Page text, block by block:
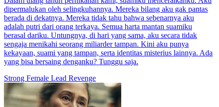
dipermalukan oleh selingkuhannya. Mereka bilang aku gak pantas
berada di dekatnya. Mereka tidak tahu bahwa sebenarnya aku
adalah putri dari orang terkaya. Semua harta mantan suamiku
berasal dariku. Untungnya, di hari yang sama, aku secara tidak
sengaja menikahi seorang miliarder tampan. Kini aku punya
kekayaan, suami yang tampan, serta identitas misterius lainnya. Ada
yang bisa bersaing denganku? Tunggu saja.
Strong Female Lead Revenge